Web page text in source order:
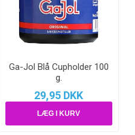
Ga-Jol Blå Cupholder 100
g.
29,95 DKK